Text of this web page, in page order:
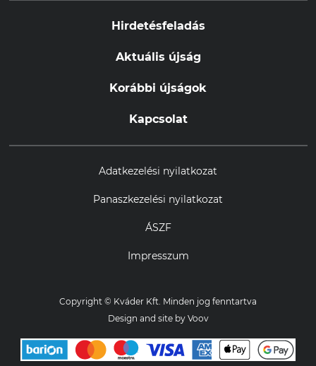
Hirdetésfeladás
Aktuális újság
Korábbi újságok
Kapcsolat
Adatkezelési nyilatkozat
Panaszkezelési nyilatkozat
ÁSZF
Impresszum
Copyright © Kváder Kft. Minden jog fenntartva
Design and site by Voov